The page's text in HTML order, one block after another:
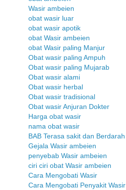
Wasir ambeien
obat wasir luar
obat wasir apotik
obat Wasir ambeien
obat Wasir paling Manjur
Obat wasir paling Ampuh
Obat wasir paling Mujarab
Obat wasir alami
Obat wasir herbal
Obat wasir tradisional
Obat wasir Anjuran Dokter
Harga obat wasir
nama obat wasir
BAB Terasa sakit dan Berdarah
Gejala Wasir ambeien
penyebab Wasir ambeien
ciri ciri obat Wasir ambeien
Cara Mengobati Wasir
Cara Mengobati Penyakit Wasir